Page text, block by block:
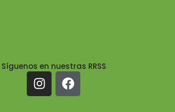
Síguenos en nuestras RRSS